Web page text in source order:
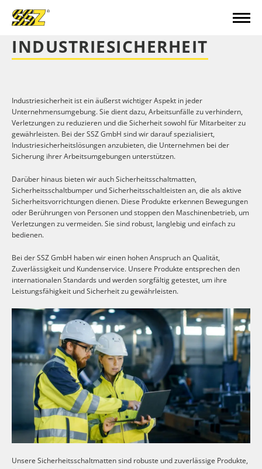
INDUSTRIESICHERHEIT
Industriesicherheit ist ein äußerst wichtiger Aspekt in jeder
Unternehmensumgebung. Sie dient dazu, Arbeitsunfälle zu verhindern,
Verletzungen zu reduzieren und die Sicherheit sowohl für Mitarbeiter zu
gewährleisten. Bei der SSZ GmbH sind wir darauf spezialisiert,
Industriesicherheitslösungen anzubieten, die Unternehmen bei der
Sicherung ihrer Arbeitsumgebungen unterstützen.
Darüber hinaus bieten wir auch Sicherheitsschaltmatten,
Sicherheitsschaltbumper und Sicherheitsschaltleisten an, die als aktive
Sicherheitsvorrichtungen dienen. Diese Produkte erkennen Bewegungen
oder Berührungen von Personen und stoppen den Maschinenbetrieb, um
Verletzungen zu vermeiden. Sie sind robust, langlebig und einfach zu
bedienen.
Bei der SSZ GmbH haben wir einen hohen Anspruch an Qualität,
Zuverlässigkeit und Kundenservice. Unsere Produkte entsprechen den
internationalen Standards und werden sorgfältig getestet, um ihre
Leistungsfähigkeit und Sicherheit zu gewährleisten.
Unsere Sicherheitsschaltmatten sind robuste und zuverlässige Produkte,